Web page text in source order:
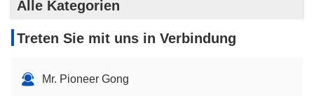
Alle Kategorien
Treten Sie mit uns in Verbindung
Mr. Pioneer Gong